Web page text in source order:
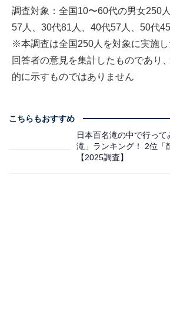
調査対象：全国10〜60代の男女250
57人、30代81人、40代57人、50代45
※本調査は全国250人を対象に実施
回答者の意見を集計したものであり
的に示すものではありません
こちらもおすすめ
日本百名滝の中で行っ
滝」ランキング！ 2位「
【2025調査】